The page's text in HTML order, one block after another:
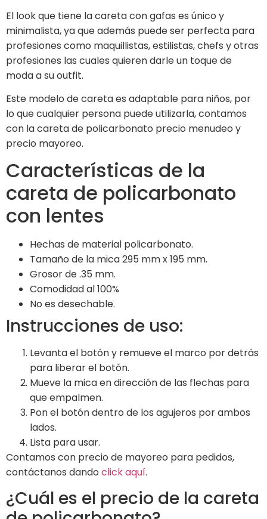
El look que tiene la careta con gafas es único y
minimalista, ya que además puede ser perfecta para
profesiones como maquillistas, estilistas, chefs y otras
profesiones las cuales quieren darle un toque de
moda a su outfit.
Este modelo de careta es adaptable para niños, por
lo que cualquier persona puede utilizarla, contamos
con la careta de policarbonato precio menudeo y
precio mayoreo.
Características de la
careta de policarbonato
con lentes
Hechas de material policarbonato.
Tamaño de la mica 295 mm x 195 mm.
Grosor de .35 mm.
Comodidad al 100%
No es desechable.
Instrucciones de uso:
Levanta el botón y remueve el marco por detrás
para liberar el botón.
Mueve la mica en dirección de las flechas para
que empalmen.
Pon el botón dentro de los agujeros por ambos
lados.
Lista para usar.
Contamos con precio de mayoreo para pedidos,
contáctanos dando click aquí.
¿Cuál es el precio de la careta